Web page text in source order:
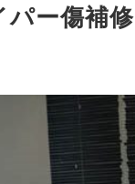
パー傷補修